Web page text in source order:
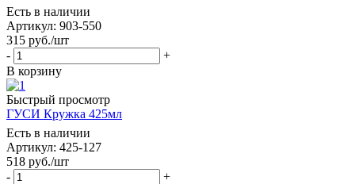
Есть в наличии
Артикул: 903-550
315 руб./шт
-
+
В корзину
Быстрый просмотр
ГУСИ Кружка 425мл
Есть в наличии
Артикул: 425-127
518 руб./шт
-
+